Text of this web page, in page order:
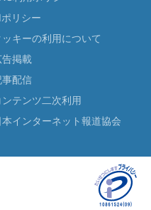
ポリシー
ッキーの利用について
告掲載
事配信
ンテンツ二次利用
本インターネット報道協会